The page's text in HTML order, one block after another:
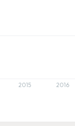
2015 2016